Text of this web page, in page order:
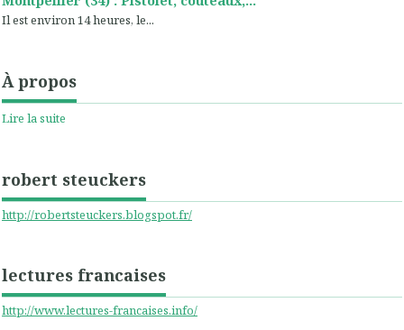
Il est environ 14 heures, le...
À propos
Lire la suite
robert steuckers
http://robertsteuckers.blogspot.fr/
lectures francaises
http://www.lectures-francaises.info/